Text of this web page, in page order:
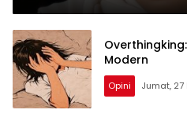
Modern
Opini Jumat,